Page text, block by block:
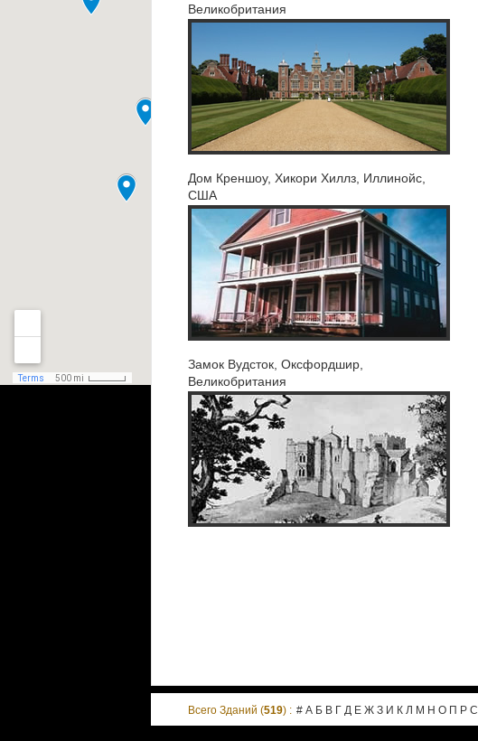
Великобритания
Дом Креншоу, Хикори Хиллз, Иллинойс,
США
Замок Вудсток, Оксфордшир,
Великобритания
Всего Зданий (519) : # А Б В Г Д Е Ж З И К Л М Н О П Р С